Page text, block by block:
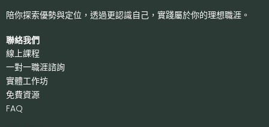
陪你探索優勢與定位，透過更認識自己， 實踐屬於你的理想職涯。
聯絡我們
線上課程
一對一職涯諮詢
實體工作坊
免費資源
FAQ